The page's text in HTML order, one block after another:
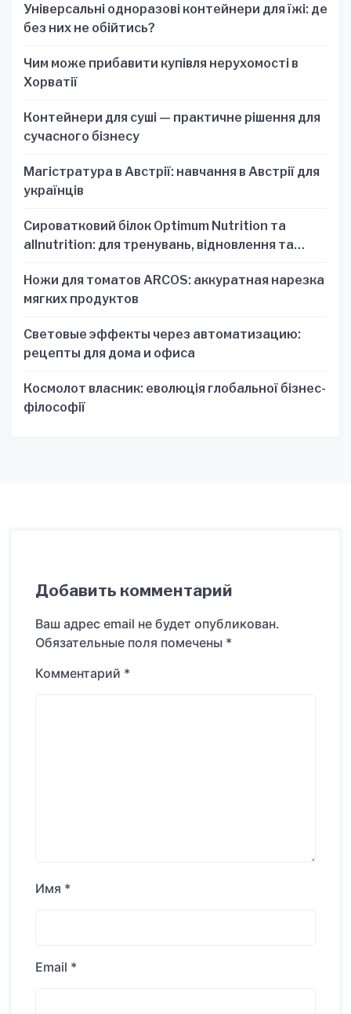
Універсальні одноразові контейнери для їжі: де
без них не обійтись?
Чим може прибавити купівля нерухомості в
Хорватії
Контейнери для суші — практичне рішення для
сучасного бізнесу
Магістратура в Австрії: навчання в Австрії для
українців
Сироватковий білок Optimum Nutrition та
allnutrition: для тренувань, відновлення та
Ножи для томатов ARCOS: аккуратная нарезка
мягких продуктов
Световые эффекты через автоматизацию:
рецепты для дома и офиса
Космолот власник: еволюція глобальної бізнес-
філософії
Добавить комментарий
Ваш адрес email не будет опубликован.
Обязательные поля помечены *
Комментарий *
Имя *
Email *